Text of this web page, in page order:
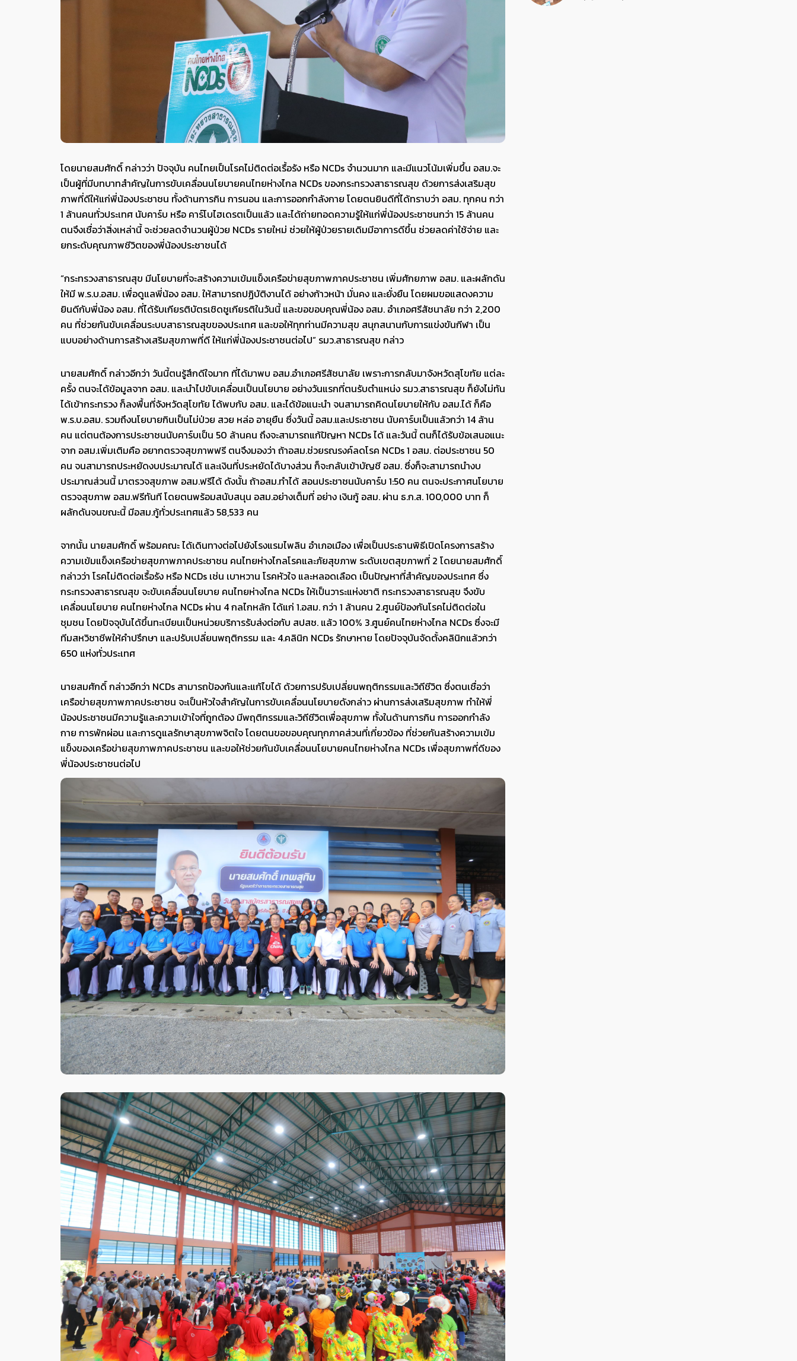
โดยนายสมศักดิ์ กล่าวว่า ปัจจุบัน คนไทยเป็นโรคไม่ติดต่อเรื้อรัง หรือ NCDs จำนวนมาก และมีแนวโน้มเพิ่มขึ้น อสม.จะ
เป็นผู้ที่มีบทบาทสำคัญในการขับเคลื่อนนโยบายคนไทยห่างไกล NCDs ของกระทรวงสาธารณสุข ด้วยการส่งเสริมสุข
ภาพที่ดีให้แก่พี่น้องประชาชน ทั้งด้านการกิน การนอน และการออกกำลังกาย โดยตนยินดีที่ได้ทราบว่า อสม. ทุกคน กว่า
1 ล้านคนทั่วประเทศ นับคาร์บ หรือ คาร์โบไฮเดรตเป็นแล้ว และได้ถ่ายทอดความรู้ให้แก่พี่น้องประชาชนกว่า 15 ล้านคน
ตนจึงเชื่อว่าสิ่งเหล่านี้ จะช่วยลดจำนวนผู้ป่วย NCDs รายใหม่ ช่วยให้ผู้ป่วยรายเดิมมีอาการดีขึ้น ช่วยลดค่าใช้จ่าย และ
ยกระดับคุณภาพชีวิตของพี่น้องประชาชนได้
“กระทรวงสาธารณสุข มีนโยบายที่จะสร้างความเข้มแข็งเครือข่ายสุขภาพภาคประชาชน เพิ่มศักยภาพ อสม. และผลักดัน
ให้มี พ.ร.บ.อสม. เพื่อดูแลพี่น้อง อสม. ให้สามารถปฏิบัติงานได้ อย่างก้าวหน้า มั่นคง และยั่งยืน โดยผมขอแสดงความ
ยินดีกับพี่น้อง อสม. ที่ได้รับเกียรติบัตรเชิดชูเกียรติในวันนี้ และขอขอบคุณพี่น้อง อสม. อำเภอศรีสัชนาลัย กว่า 2,200
คน ที่ช่วยกันขับเคลื่อนระบบสาธารณสุขของประเทศ และขอให้ทุกท่านมีความสุข สนุกสนานกับการแข่งขันกีฬา เป็น
แบบอย่างด้านการสร้างเสริมสุขภาพที่ดี ให้แก่พี่น้องประชาชนต่อไป” รมว.สาธารณสุข กล่าว
นายสมศักดิ์ กล่าวอีกว่า วันนี้ตนรู้สึกดีใจมาก ที่ได้มาพบ อสม.อำเภอศรีสัชนาลัย เพราะการกลับมาจังหวัดสุโขทัย แต่ละ
ครั้ง ตนจะได้ข้อมูลจาก อสม. และนำไปขับเคลื่อนเป็นนโยบาย อย่างวันแรกที่ตนรับตำแหน่ง รมว.สาธารณสุข ก็ยังไม่ทัน
ได้เข้ากระทรวง ก็ลงพื้นที่จังหวัดสุโขทัย ได้พบกับ อสม. และได้ข้อแนะนำ จนสามารถคิดนโยบายให้กับ อสม.ได้ ก็คือ
พ.ร.บ.อสม. รวมถึงนโยบายกินเป็นไม่ป่วย สวย หล่อ อายุยืน ซึ่งวันนี้ อสม.และประชาชน นับคาร์บเป็นแล้วกว่า 14 ล้าน
คน แต่ตนต้องการประชาชนนับคาร์บเป็น 50 ล้านคน ถึงจะสามารถแก้ปัญหา NCDs ได้ และวันนี้ ตนก็ได้รับข้อเสนอแนะ
จาก อสม.เพิ่มเติมคือ อยากตรวจสุขภาพฟรี ตนจึงมองว่า ถ้าอสม.ช่วยรณรงค์ลดโรค NCDs 1 อสม. ต่อประชาชน 50
คน จนสามารถประหยัดงบประมาณได้ และเงินที่ประหยัดได้บางส่วน ก็จะกลับเข้าบัญชี อสม. ซึ่งก็จะสามารถนำงบ
ประมาณส่วนนี้ มาตรวจสุขภาพ อสม.ฟรีได้ ดังนั้น ถ้าอสม.ทำได้ สอนประชาชนนับคาร์บ 1:50 คน ตนจะประกาศนโยบาย
ตรวจสุขภาพ อสม.ฟรีทันที โดยตนพร้อมสนับสนุน อสม.อย่างเต็มที่ อย่าง เงินกู้ อสม. ผ่าน ธ.ก.ส. 100,000 บาท ก็
ผลักดันจนขณะนี้ มีอสม.กู้ทั่วประเทศแล้ว 58,533 คน
จากนั้น นายสมศักดิ์ พร้อมคณะ ได้เดินทางต่อไปยังโรงแรมไพลิน อำเภอเมือง เพื่อเป็นประธานพิธีเปิดโครงการสร้าง
ความเข้มแข็งเครือข่ายสุขภาพภาคประชาชน คนไทยห่างไกลโรคและภัยสุขภาพ ระดับเขตสุขภาพที่ 2 โดยนายสมศักดิ์
กล่าวว่า โรคไม่ติดต่อเรื้อรัง หรือ NCDs เช่น เบาหวาน โรคหัวใจ และหลอดเลือด เป็นปัญหาที่สำคัญของประเทศ ซึ่ง
กระทรวงสาธารณสุข จะขับเคลื่อนนโยบาย คนไทยห่างไกล NCDs ให้เป็นวาระแห่งชาติ กระทรวงสาธารณสุข จึงขับ
เคลื่อนนโยบาย คนไทยห่างไกล NCDs ผ่าน 4 กลไกหลัก ได้แก่ 1.อสม. กว่า 1 ล้านคน 2.ศูนย์ป้องกันโรคไม่ติดต่อใน
ชุมชน โดยปัจจุบันได้ขึ้นทะเบียนเป็นหน่วยบริการรับส่งต่อกับ สปสช. แล้ว 100% 3.ศูนย์คนไทยห่างไกล NCDs ซึ่งจะมี
ทีมสหวิชาชีพให้คำปรึกษา และปรับเปลี่ยนพฤติกรรม และ 4.คลินิก NCDs รักษาหาย โดยปัจจุบันจัดตั้งคลินิกแล้วกว่า
650 แห่งทั่วประเทศ
นายสมศักดิ์ กล่าวอีกว่า NCDs สามารถป้องกันและแก้ไขได้ ด้วยการปรับเปลี่ยนพฤติกรรมและวิถีชีวิต ซึ่งตนเชื่อว่า
เครือข่ายสุขภาพภาคประชาชน จะเป็นหัวใจสำคัญในการขับเคลื่อนนโยบายดังกล่าว ผ่านการส่งเสริมสุขภาพ ทำให้พี่
น้องประชาชนมีความรู้และความเข้าใจที่ถูกต้อง มีพฤติกรรมและวิถีชีวิตเพื่อสุขภาพ ทั้งในด้านการกิน การออกกำลัง
กาย การพักผ่อน และการดูแลรักษาสุขภาพจิตใจ โดยตนขอขอบคุณทุกภาคส่วนที่เกี่ยวข้อง ที่ช่วยกันสร้างความเข้ม
แข็งของเครือข่ายสุขภาพภาคประชาชน และขอให้ช่วยกันขับเคลื่อนนโยบายคนไทยห่างไกล NCDs เพื่อสุขภาพที่ดีของ
พี่น้องประชาชนต่อไป